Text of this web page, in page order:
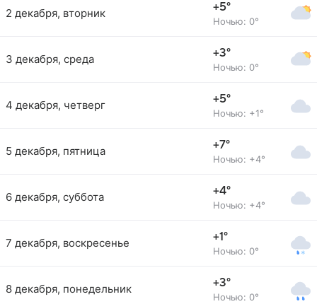
2 декабря, вторник +5°
Ночью: 0°
3 декабря, среда +3°
Ночью: 0°
4 декабря, четверг +5°
Ночью: +1°
5 декабря, пятница +7°
Ночью: +4°
6 декабря, суббота +4°
Ночью: +4°
7 декабря, воскресенье +1°
Ночью: 0°
8 декабря, понедельник +3°
Ночью: 0°